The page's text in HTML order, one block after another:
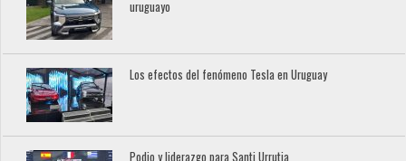
uruguayo
Los efectos del fenómeno Tesla en Uruguay
Podio y liderazgo para Santi Urrutia